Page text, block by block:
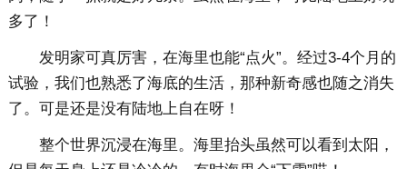
多了！
发明家可真厉害，在海里也能“点火”。经过3-4个月的
试验，我们也熟悉了海底的生活，那种新奇感也随之消失
了。可是还是没有陆地上自在呀！
整个世界沉浸在海里。海里抬头虽然可以看到太阳，